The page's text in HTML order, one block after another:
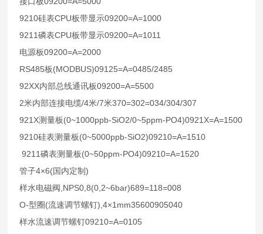
9210硅表CPU板带显示09200=A=1000
9211磷表CPU板带显示09200=A=1011
电源板09200=A=2000
RS485板 (MODBUS)09125=A=0485/2485
92XX内部总线通讯板09200=A=5500
2米内部连接电缆/4米/7米370=302=034/304/307
921X测量板 (0~1000ppb-SiO2/0~5ppm-PO4)0921X=A=1500
9210硅表测量板 (0~5000ppb-SiO2)09210=A=1510
9211磷表测量板 (0~50ppm-PO4)09210=A=1520
管子4×6(国内定制)
样水电磁阀 ,NPS0,8(0,2~6bar)689=118=008
O-型圈 (流速调节螺钉),4×1mm35600905040
样水流速调节螺钉09210=A=0105